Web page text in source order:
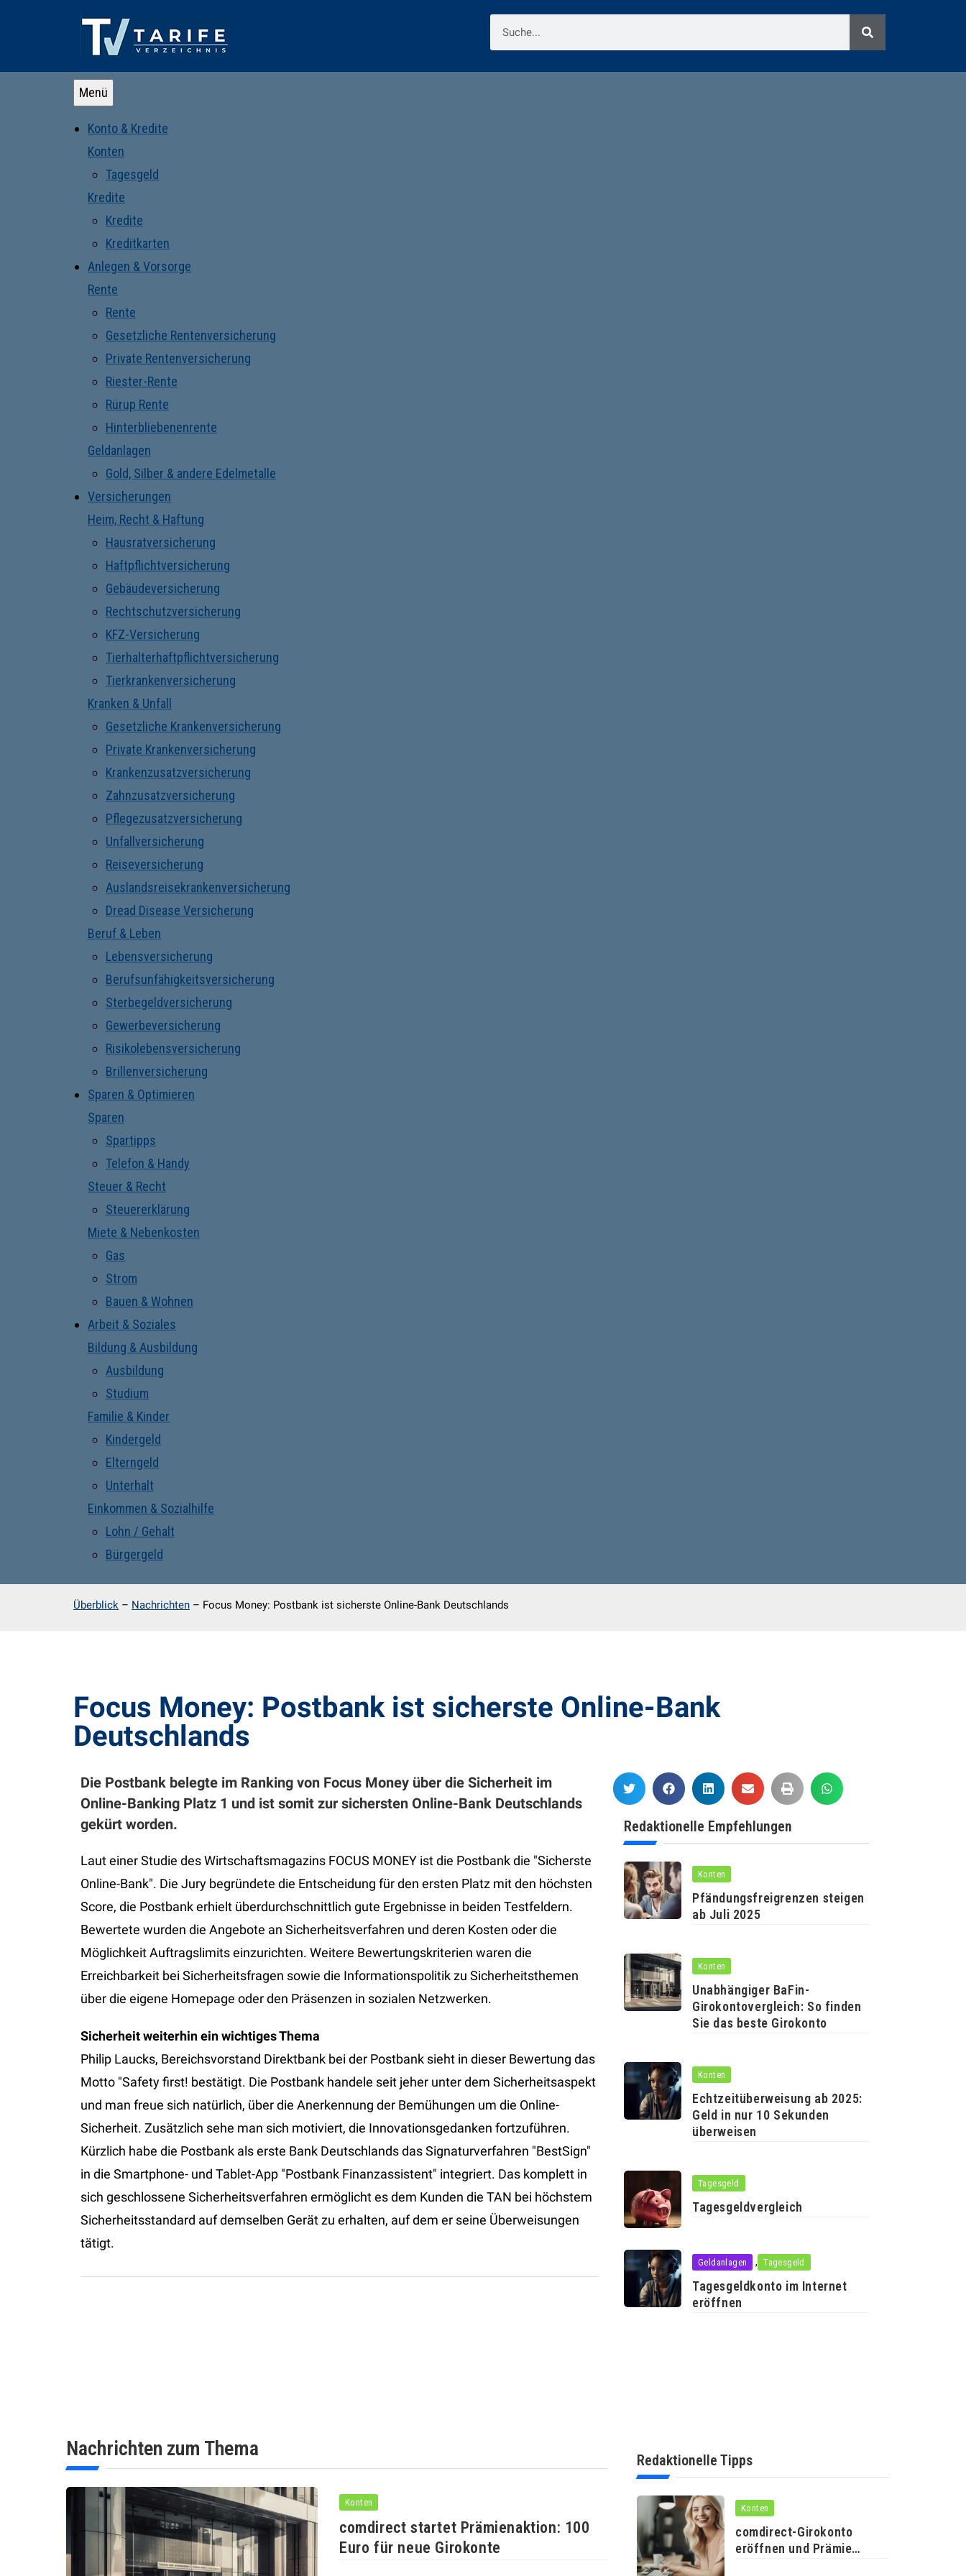
Menü
Konto & Kredite
Konten
Tagesgeld
Kredite
Kredite
Kreditkarten
Anlegen & Vorsorge
Rente
Rente
Gesetzliche Rentenversicherung
Private Rentenversicherung
Riester-Rente
Rürup Rente
Hinterbliebenenrente
Geldanlagen
Gold, Silber & andere Edelmetalle
Versicherungen
Heim, Recht & Haftung
Hausratversicherung
Haftpflichtversicherung
Gebäudeversicherung
Rechtschutzversicherung
KFZ-Versicherung
Tierhalterhaftpflichtversicherung
Tierkrankenversicherung
Kranken & Unfall
Gesetzliche Krankenversicherung
Private Krankenversicherung
Krankenzusatzversicherung
Zahnzusatzversicherung
Pflegezusatzversicherung
Unfallversicherung
Reiseversicherung
Auslandsreisekrankenversicherung
Dread Disease Versicherung
Beruf & Leben
Lebensversicherung
Berufsunfähigkeitsversicherung
Sterbegeldversicherung
Gewerbeversicherung
Risikolebensversicherung
Brillenversicherung
Sparen & Optimieren
Sparen
Spartipps
Telefon & Handy
Steuer & Recht
Steuererklärung
Miete & Nebenkosten
Gas
Strom
Bauen & Wohnen
Arbeit & Soziales
Bildung & Ausbildung
Ausbildung
Studium
Familie & Kinder
Kindergeld
Elterngeld
Unterhalt
Einkommen & Sozialhilfe
Lohn / Gehalt
Bürgergeld
Überblick – Nachrichten – Focus Money: Postbank ist sicherste Online-Bank Deutschlands
Focus Money: Postbank ist sicherste Online-Bank
Deutschlands
Die Postbank belegte im Ranking von Focus Money über die Sicherheit im
Online-Banking Platz 1 und ist somit zur sichersten Online-Bank Deutschlands
gekürt worden.
Laut einer Studie des Wirtschaftsmagazins FOCUS MONEY ist die Postbank die "Sicherste
Online-Bank". Die Jury begründete die Entscheidung für den ersten Platz mit den höchsten
Score, die Postbank erhielt überdurchschnittlich gute Ergebnisse in beiden Testfeldern.
Bewertete wurden die Angebote an Sicherheitsverfahren und deren Kosten oder die
Möglichkeit Auftragslimits einzurichten. Weitere Bewertungskriterien waren die
Erreichbarkeit bei Sicherheitsfragen sowie die Informationspolitik zu Sicherheitsthemen
über die eigene Homepage oder den Präsenzen in sozialen Netzwerken.
Sicherheit weiterhin ein wichtiges Thema
Philip Laucks, Bereichsvorstand Direktbank bei der Postbank sieht in dieser Bewertung das
Motto "Safety first! bestätigt. Die Postbank handele seit jeher unter dem Sicherheitsaspekt
und man freue sich natürlich, über die Anerkennung der Bemühungen um die Online-
Sicherheit. Zusätzlich sehe man sich motiviert, die Innovationsgedanken fortzuführen.
Kürzlich habe die Postbank als erste Bank Deutschlands das Signaturverfahren "BestSign"
in die Smartphone- und Tablet-App "Postbank Finanzassistent" integriert. Das komplett in
sich geschlossene Sicherheitsverfahren ermöglicht es dem Kunden die TAN bei höchstem
Sicherheitsstandard auf demselben Gerät zu erhalten, auf dem er seine Überweisungen
tätigt.
Redaktionelle Empfehlungen
Konten
Pfändungsfreigrenzen steigen
ab Juli 2025
Konten
Unabhängiger BaFin-
Girokontovergleich: So finden
Sie das beste Girokonto
Konten
Echtzeitüberweisung ab 2025:
Geld in nur 10 Sekunden
überweisen
Tagesgeld
Tagesgeldvergleich
Geldanlagen , Tagesgeld
Tagesgeldkonto im Internet
eröffnen
Nachrichten zum Thema
Konten
comdirect startet Prämienaktion: 100
Euro für neue Girokonte
Redaktionelle Tipps
Konten
comdirect-Girokonto
eröffnen und Prämie